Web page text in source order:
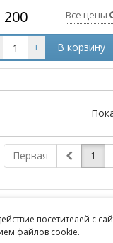
200 Все цены
+ В корзину
Первая 1
посетителей с
файлов cookie.